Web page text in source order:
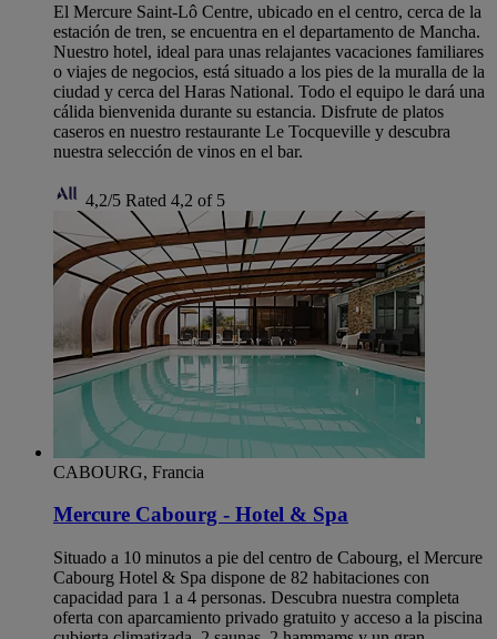
El Mercure Saint-Lô Centre, ubicado en el centro, cerca de la
estación de tren, se encuentra en el departamento de Mancha.
Nuestro hotel, ideal para unas relajantes vacaciones familiares
o viajes de negocios, está situado a los pies de la muralla de la
ciudad y cerca del Haras National. Todo el equipo le dará una
cálida bienvenida durante su estancia. Disfrute de platos
caseros en nuestro restaurante Le Tocqueville y descubra
nuestra selección de vinos en el bar.
4,2/5 Rated 4,2 of 5
CABOURG, Francia
Mercure Cabourg - Hotel & Spa
Situado a 10 minutos a pie del centro de Cabourg, el Mercure
Cabourg Hotel & Spa dispone de 82 habitaciones con
capacidad para 1 a 4 personas. Descubra nuestra completa
oferta con aparcamiento privado gratuito y acceso a la piscina